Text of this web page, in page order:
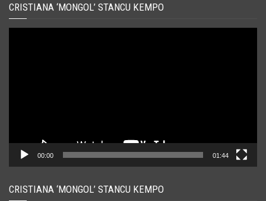
CRISTIANA ‘MONGOL’ STANCU KEMPO
00:00 01:44
CRISTIANA ‘MONGOL’ STANCU KEMPO